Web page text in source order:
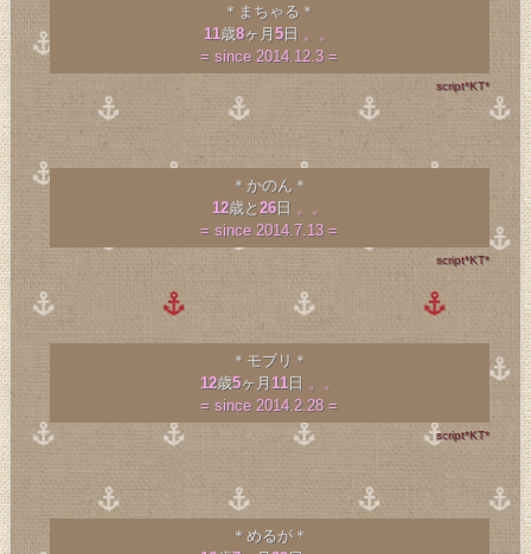
＊まちゃる＊
11歳8ヶ月5日 。。
= since 2014.12.3 =
script*KT*
＊かのん＊
12歳と26日 。。
= since 2014.7.13 =
script*KT*
＊モブリ＊
12歳5ヶ月 11日 。。
= since 2014.2.28 =
script*KT*
＊めるが＊